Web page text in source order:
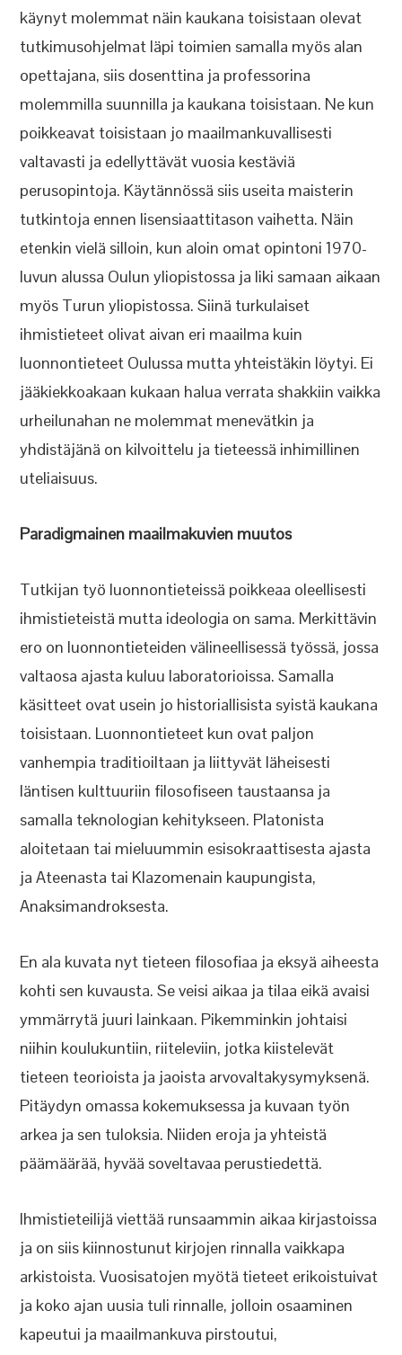
käynyt molemmat näin kaukana toisistaan olevat
tutkimusohjelmat läpi toimien samalla myös alan
opettajana, siis dosenttina ja professorina
molemmilla suunnilla ja kaukana toisistaan. Ne kun
poikkeavat toisistaan jo maailmankuvallisesti
valtavasti ja edellyttävät vuosia kestäviä
perusopintoja. Käytännössä siis useita maisterin
tutkintoja ennen lisensiaattitason vaihetta. Näin
etenkin vielä silloin, kun aloin omat opintoni 1970-
luvun alussa Oulun yliopistossa ja liki samaan aikaan
myös Turun yliopistossa. Siinä turkulaiset
ihmistieteet olivat aivan eri maailma kuin
luonnontieteet Oulussa mutta yhteistäkin löytyi. Ei
jääkiekkoakaan kukaan halua verrata shakkiin vaikka
urheilunahan ne molemmat menevätkin ja
yhdistäjänä on kilvoittelu ja tieteessä inhimillinen
uteliaisuus.
Paradigmainen maailmakuvien muutos
Tutkijan työ luonnontieteissä poikkeaa oleellisesti
ihmistieteistä mutta ideologia on sama. Merkittävin
ero on luonnontieteiden välineellisessä työssä, jossa
valtaosa ajasta kuluu laboratorioissa. Samalla
käsitteet ovat usein jo historiallisista syistä kaukana
toisistaan. Luonnontieteet kun ovat paljon
vanhempia traditioiltaan ja liittyvät läheisesti
läntisen kulttuuriin filosofiseen taustaansa ja
samalla teknologian kehitykseen. Platonista
aloitetaan tai mieluummin esisokraattisesta ajasta
ja Ateenasta tai Klazomenain kaupungista,
Anaksimandroksesta.
En ala kuvata nyt tieteen filosofiaa ja eksyä aiheesta
kohti sen kuvausta. Se veisi aikaa ja tilaa eikä avaisi
ymmärrytä juuri lainkaan. Pikemminkin johtaisi
niihin koulukuntiin, riiteleviin, jotka kiistelevät
tieteen teorioista ja jaoista arvovaltakysymyksenä.
Pitäydyn omassa kokemuksessa ja kuvaan työn
arkea ja sen tuloksia. Niiden eroja ja yhteistä
päämäärää, hyvää soveltavaa perustiedettä.
Ihmistieteilijä viettää runsaammin aikaa kirjastoissa
ja on siis kiinnostunut kirjojen rinnalla vaikkapa
arkistoista. Vuosisatojen myötä tieteet erikoistuivat
ja koko ajan uusia tuli rinnalle, jolloin osaaminen
kapeutui ja maailmankuva pirstoutui,